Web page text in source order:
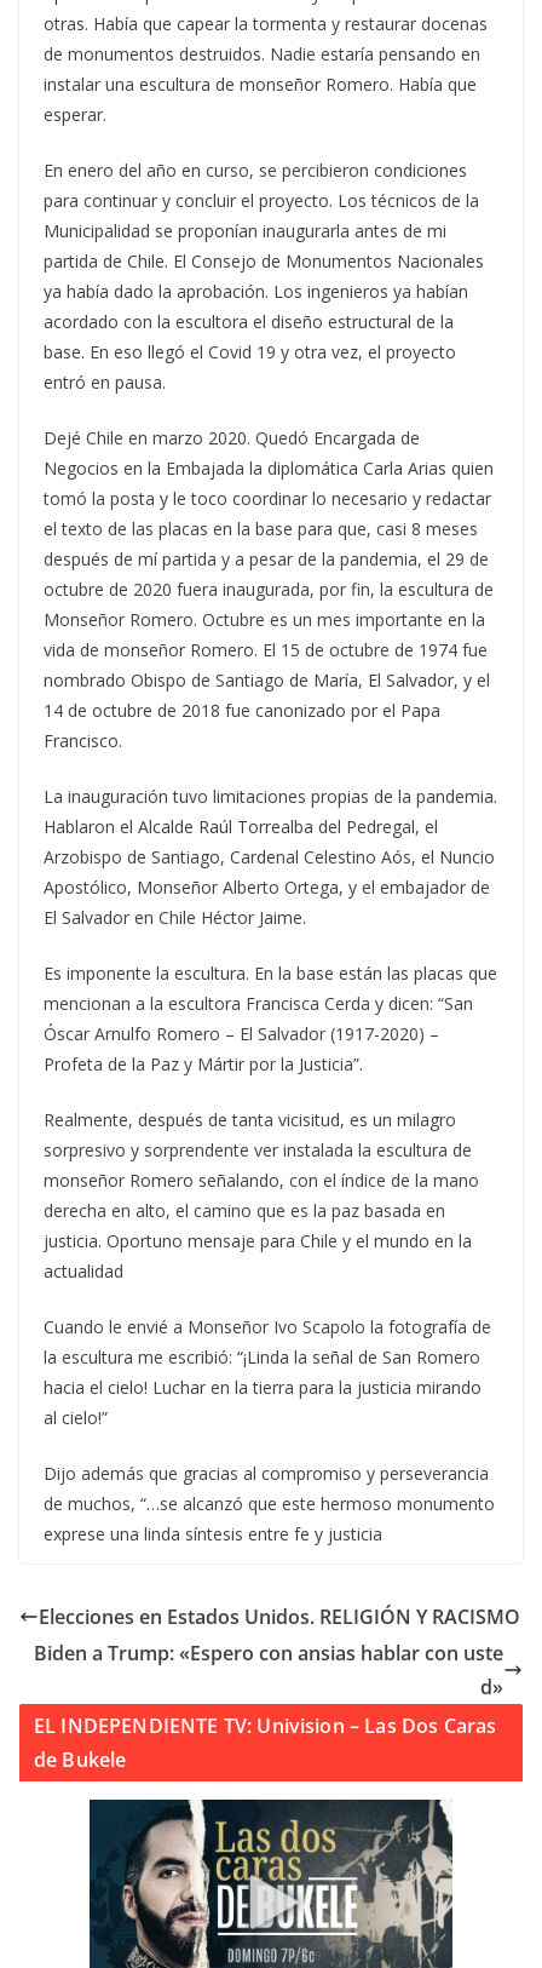
otras. Había que capear la tormenta y restaurar docenas
de monumentos destruidos. Nadie estaría pensando en
instalar una escultura de monseñor Romero. Había que
esperar.
En enero del año en curso, se percibieron condiciones
para continuar y concluir el proyecto. Los técnicos de la
Municipalidad se proponían inaugurarla antes de mi
partida de Chile. El Consejo de Monumentos Nacionales
ya había dado la aprobación. Los ingenieros ya habían
acordado con la escultora el diseño estructural de la
base. En eso llegó el Covid 19 y otra vez, el proyecto
entró en pausa.
Dejé Chile en marzo 2020. Quedó Encargada de
Negocios en la Embajada la diplomática Carla Arias quien
tomó la posta y le toco coordinar lo necesario y redactar
el texto de las placas en la base para que, casi 8 meses
después de mí partida y a pesar de la pandemia, el 29 de
octubre de 2020 fuera inaugurada, por fin, la escultura de
Monseñor Romero. Octubre es un mes importante en la
vida de monseñor Romero. El 15 de octubre de 1974 fue
nombrado Obispo de Santiago de María, El Salvador, y el
14 de octubre de 2018 fue canonizado por el Papa
Francisco.
La inauguración tuvo limitaciones propias de la pandemia.
Hablaron el Alcalde Raúl Torrealba del Pedregal, el
Arzobispo de Santiago, Cardenal Celestino Aós, el Nuncio
Apostólico, Monseñor Alberto Ortega, y el embajador de
El Salvador en Chile Héctor Jaime.
Es imponente la escultura. En la base están las placas que
mencionan a la escultora Francisca Cerda y dicen: “San
Óscar Arnulfo Romero – El Salvador (1917-2020) –
Profeta de la Paz y Mártir por la Justicia”.
Realmente, después de tanta vicisitud, es un milagro
sorpresivo y sorprendente ver instalada la escultura de
monseñor Romero señalando, con el índice de la mano
derecha en alto, el camino que es la paz basada en
justicia. Oportuno mensaje para Chile y el mundo en la
actualidad
Cuando le envié a Monseñor Ivo Scapolo la fotografía de
la escultura me escribió: “¡Linda la señal de San Romero
hacia el cielo! Luchar en la tierra para la justicia mirando
al cielo!”
Dijo además que gracias al compromiso y perseverancia
de muchos, “…se alcanzó que este hermoso monumento
exprese una linda síntesis entre fe y justicia
Elecciones en Estados Unidos. RELIGIÓN Y RACISMO
Biden a Trump: «Espero con ansias hablar con uste
d»
EL INDEPENDIENTE TV: Univision – Las Dos Caras
de Bukele